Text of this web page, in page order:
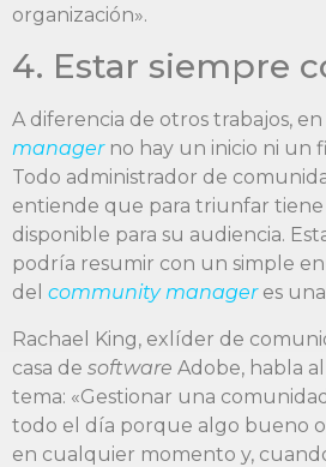
organización».
4. Estar siempre
A diferencia de otros trabajos,
managerno hay un inicio ni un
Todo administrador de
entiende que para triunfar
disponible para su audiencia.
podría resumir con un simple
del community manageres
Rachael King, exlíder de
casa de software Adobe, habla
tema: «Gestionar una
todo el día porque algo bueno
en cualquier momento y,